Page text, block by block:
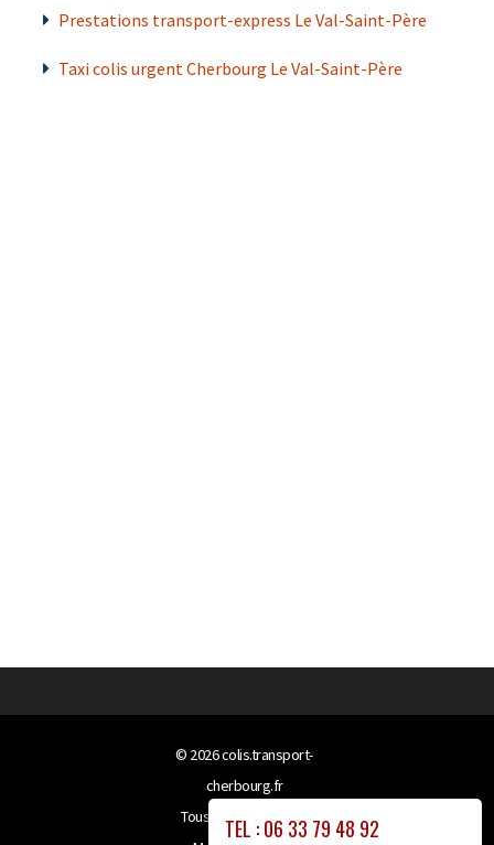
Prestations transport-express Le Val-Saint-Père
Taxi colis urgent Cherbourg Le Val-Saint-Père
TEL : 06 33 79 48 92
© 2026colis.transport-
cherbourg.fr
Tous droits réservés